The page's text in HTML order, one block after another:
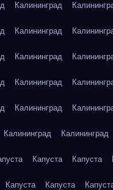
Калининград
Калининград
Калининград
Калининград
Калининград
Калининград Калининград
Капуста Капуста
Капуста Капуста